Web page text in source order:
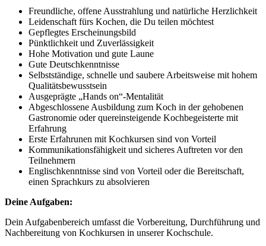
Freundliche, offene Ausstrahlung und natürliche Herzlichkeit
Leidenschaft fürs Kochen, die Du teilen möchtest
Gepflegtes Erscheinungsbild
Pünktlichkeit und Zuverlässigkeit
Hohe Motivation und gute Laune
Gute Deutschkenntnisse
Selbstständige, schnelle und saubere Arbeitsweise mit hohem
Qualitätsbewusstsein
Ausgeprägte „Hands on“-Mentalität
Abgeschlossene Ausbildung zum Koch in der gehobenen
Gastronomie oder quereinsteigende Kochbegeisterte mit
Erfahrung
Erste Erfahrunen mit Kochkursen sind von Vorteil
Kommunikationsfähigkeit und sicheres Auftreten vor den
Teilnehmern
Englischkenntnisse sind von Vorteil oder die Bereitschaft,
einen Sprachkurs zu absolvieren
Deine Aufgaben:
Dein Aufgabenbereich umfasst die Vorbereitung, Durchführung und
Nachbereitung von Kochkursen in unserer Kochschule.